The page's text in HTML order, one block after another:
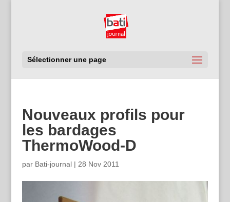
Sélectionner une page
Nouveaux profils pour
les bardages
ThermoWood-D
par Bati-journal| 28 Nov 2011